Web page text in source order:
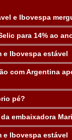
e Ibovespa
para 14% ao
e Ibovespa estável
com Argentina
pé?
embaixadora
e Ibovespa estável